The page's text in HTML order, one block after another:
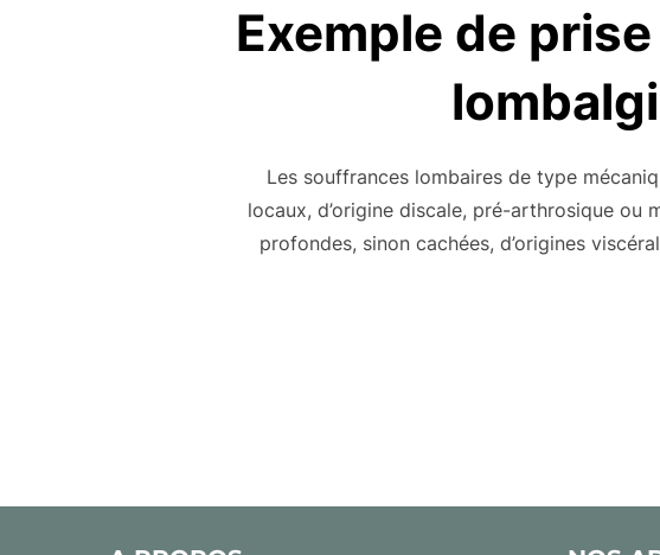
Exemple de
Les souffrances lombaires de type
locaux, d’origine discale, pré-arthrosique ou
profondes, sinon cachées, d’origines